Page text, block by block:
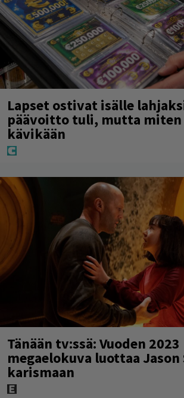
Lapset ostivat isälle
päävoitto tuli, mutta
kävikään
Tänään tv:ssä: Vuoden 2023
megaelokuva luottaa
karismaan